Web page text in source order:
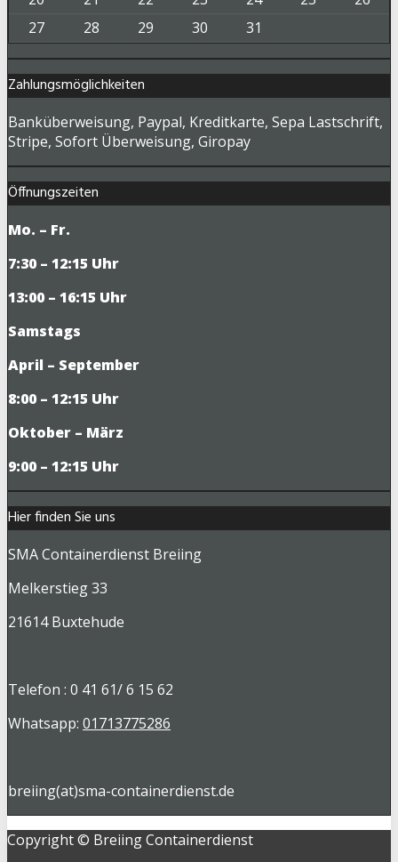
27
28 29 30 31
Zahlungsmöglichkeiten
Banküberweisung, Paypal, Kreditkarte, Sepa Lastschrift,
Stripe, Sofort Überweisung, Giropay
Öffnungszeiten
Mo. – Fr.
7:30 – 12:15 Uhr
13:00 – 16:15 Uhr
Samstags
April – September
8:00 – 12:15 Uhr
Oktober – März
9:00 – 12:15 Uhr
Hier finden Sie uns
SMA Containerdienst Breiing
Melkerstieg 33
21614 Buxtehude
Telefon : 0 41 61/ 6 15 62
Whatsapp: 01713775286
breiing(at)sma-containerdienst.de
Copyright © Breiing Containerdienst